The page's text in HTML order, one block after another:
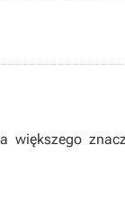
większego